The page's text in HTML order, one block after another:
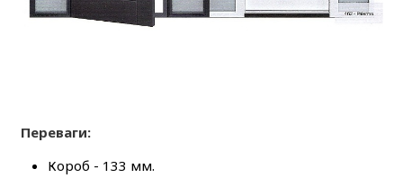
Переваги:
Короб - 133 мм.